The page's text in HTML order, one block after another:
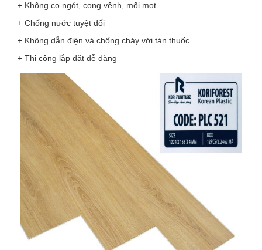
+ Không co ngót, cong vênh, mối mọt
+ Chống nước tuyệt đối
+ Không dẫn điện và chống cháy với tàn thuốc
+ Thi công lắp đặt dễ dàng